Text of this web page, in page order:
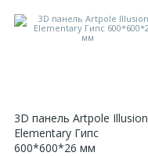
3D панель Artpole Illusion
Elementary Гипс
600*600*26 мм